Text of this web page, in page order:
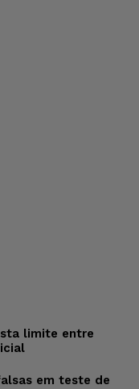
limite entre
em teste de